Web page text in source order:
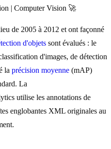
| Computer Vision 🚀
de 2005 à 2012 et ont façonné
d'objets sont évalués : le
d'images, de détection
la précision moyenne (mAP)
La
utilise les annotations de
englobantes XML originales au